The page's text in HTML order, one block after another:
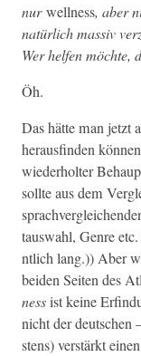
nurwell­ness, aber
natür­lich mas­siv
Wer helfen möchte,
Öh.
Das hätte man jet­zt
her­aus­find­en
wieder­holter
sollte aus dem
tauswahl, Genre
ntlich lang.)) Aber
bei­den Seit­en des
nessist keine
nicht der
stens) ver­stärkt